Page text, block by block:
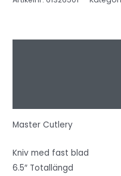
Master Cutlery
Kniv med fast blad
6.5″ Totallängd